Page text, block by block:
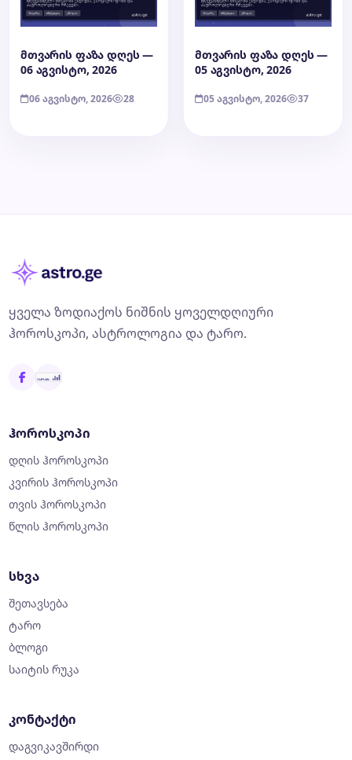
მთვარის ფაზა დღეს —
06 აგვისტო, 2026
06 აგვისტო, 2026 28
მთვარის ფაზა დღეს —
05 აგვისტო, 2026
05 აგვისტო, 2026 37
ყველა ზოდიაქოს ნიშნის ყოველდღიური
ჰოროსკოპი, ასტროლოგია და ტარო.
ჰოროსკოპი
დღის ჰოროსკოპი
კვირის ჰოროსკოპი
თვის ჰოროსკოპი
წლის ჰოროსკოპი
სხვა
შეთავსება
ტარო
ბლოგი
საიტის რუკა
კონტაქტი
დაგვიკავშირდი